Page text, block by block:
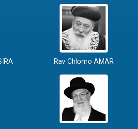
Rav Chlomo AMAR